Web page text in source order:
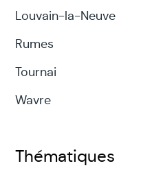
Louvain-la-Neuve
Rumes
Tournai
Wavre
Thématiques